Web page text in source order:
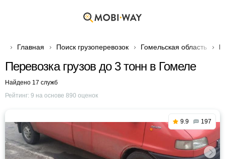
Главная Поиск грузоперевозок Гомельская область
Перевозка грузов до 3 тонн в Гомеле
Найдено 17 служб
Рейтинг: 9 на основе 890 оценок
9.9 197